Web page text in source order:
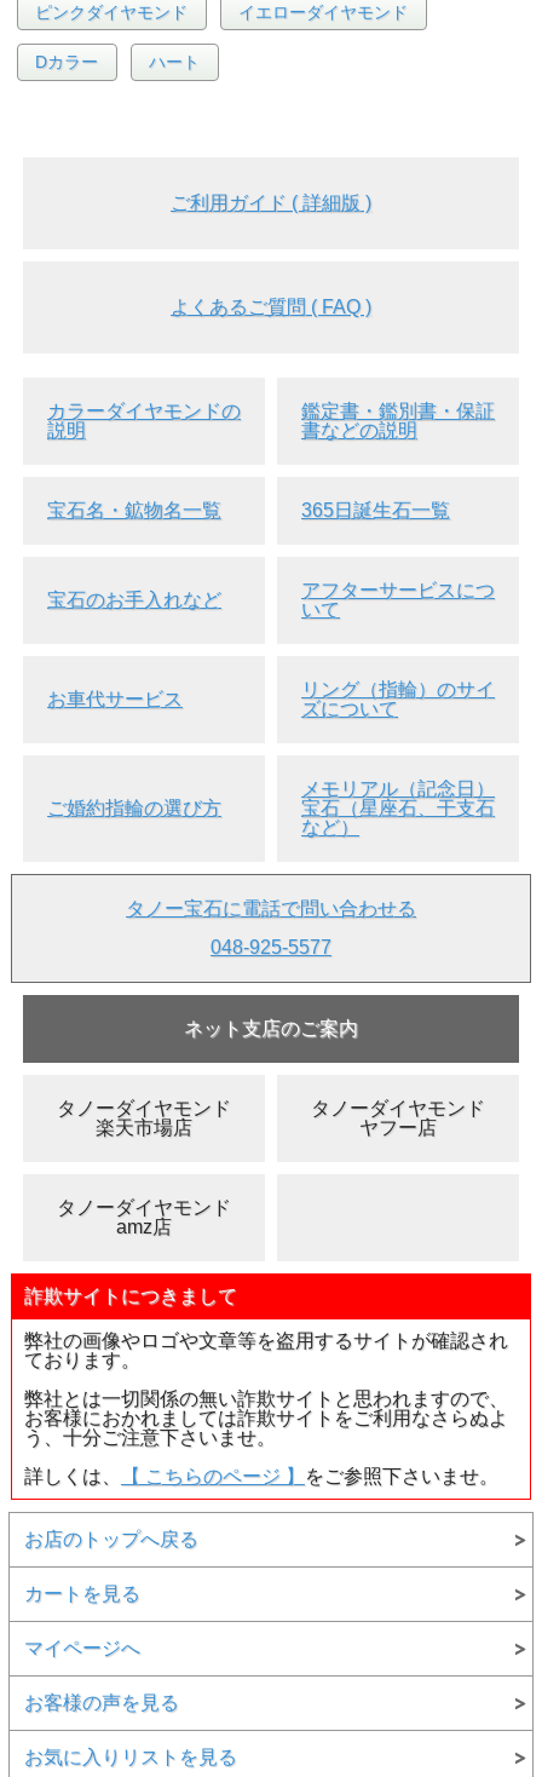
ピンクダイヤモンド イエローダイヤモンド
Dカラー ハート
ご利用ガイド ( 詳細版 )
よくあるご質問 ( FAQ )
カラーダイヤモンドの
説明
鑑定書・鑑別書・保証
書などの説明
宝石名・鉱物名一覧 365日誕生石一覧
宝石のお手入れなど
アフターサービスにつ
いて
お車代サービス
リング（指輪）のサイ
ズについて
ご婚約指輪の選び方
メモリアル（記念日）
宝石（星座石、干支石
など）
タノー宝石に電話で問い合わせる
048-925-5577
ネット支店のご案内
タノーダイヤモンド
楽天市場店
タノーダイヤモンド
ヤフー店
タノーダイヤモンド
amz店
詐欺サイトにつきまして
弊社の画像やロゴや文章等を盗用するサイトが確認され
ております。
弊社とは一切関係の無い詐欺サイトと思われますので、
お客様におかれましては詐欺サイトをご利用なさらぬよ
う、十分ご注意下さいませ。
詳しくは、
【 こちらのページ 】 をご参照下さいませ。
お店のトップへ戻る
カートを見る
マイページへ
お客様の声を見る
お気に入りリストを見る